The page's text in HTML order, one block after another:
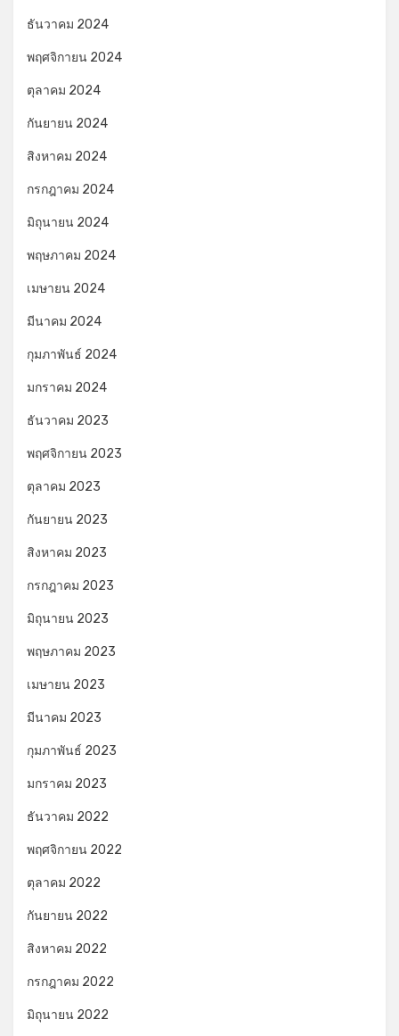
ธันวาคม 2024
พฤศจิกายน 2024
ตุลาคม 2024
กันยายน 2024
สิงหาคม 2024
กรกฎาคม 2024
มิถุนายน 2024
พฤษภาคม 2024
เมษายน 2024
มีนาคม 2024
กุมภาพันธ์ 2024
มกราคม 2024
ธันวาคม 2023
พฤศจิกายน 2023
ตุลาคม 2023
กันยายน 2023
สิงหาคม 2023
กรกฎาคม 2023
มิถุนายน 2023
พฤษภาคม 2023
เมษายน 2023
มีนาคม 2023
กุมภาพันธ์ 2023
มกราคม 2023
ธันวาคม 2022
พฤศจิกายน 2022
ตุลาคม 2022
กันยายน 2022
สิงหาคม 2022
กรกฎาคม 2022
มิถุนายน 2022